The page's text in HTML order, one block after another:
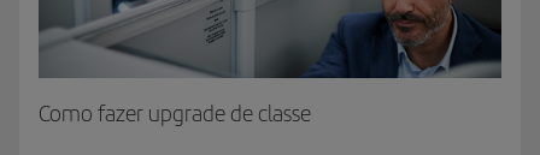
Como fazer upgrade de classe